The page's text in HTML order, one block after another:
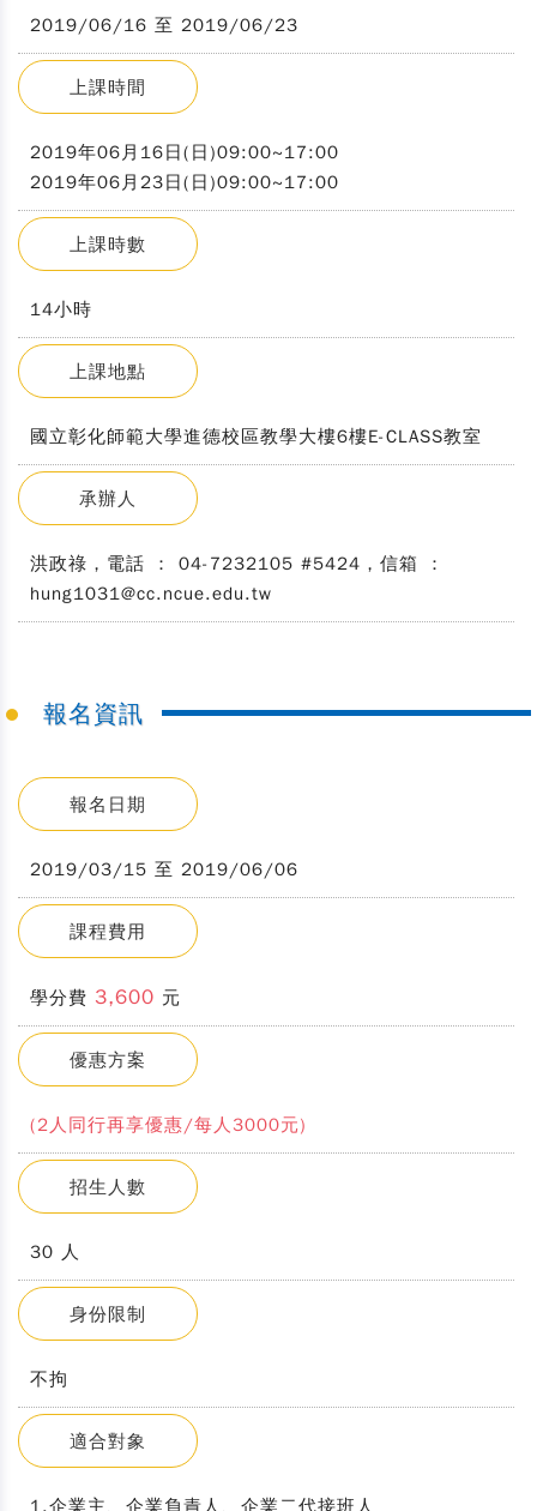
2019/06/16 至 2019/06/23
上課時間
2019年06月16日(日)09:00~17:00
2019年06月23日(日)09:00~17:00
上課時數
14小時
上課地點
國立彰化師範大學進德校區教學大樓6樓E-CLASS教室
承辦人
洪政祿，電話 ： 04-7232105 #5424，信箱 ：
hung1031@cc.ncue.edu.tw
報名資訊
報名日期
2019/03/15 至 2019/06/06
課程費用
學分費 3,600 元
優惠方案
(2人同行再享優惠/每人3000元)
招生人數
30 人
身份限制
不拘
適合對象
1.企業主、企業負責人、企業二代接班人